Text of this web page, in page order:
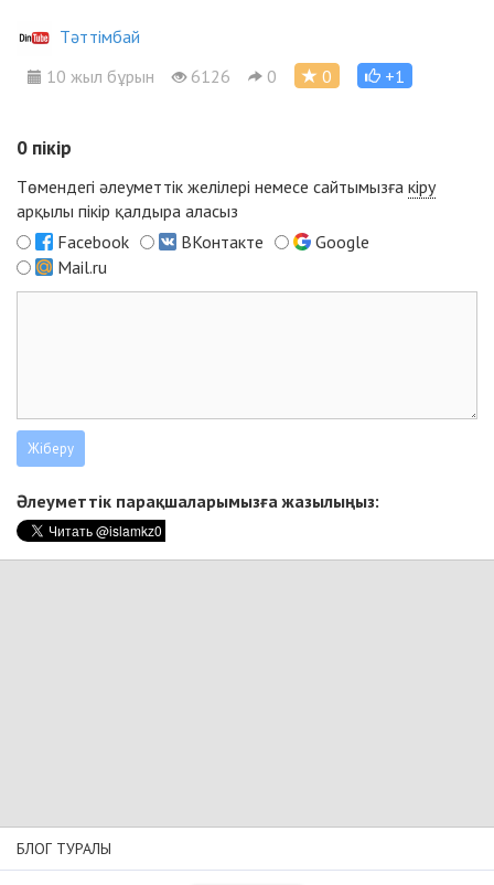
Тәттімбай
10 жыл бұрын
6126 0 0 +1
0 пікір
Төмендегі әлеуметтік желілері немесе сайтымызға кіру
арқылы пікір қалдыра аласыз
Facebook
ВКонтакте
Google
Mail.ru
Әлеуметтік парақшаларымызға жазылыңыз:
БЛОГ ТУРАЛЫ